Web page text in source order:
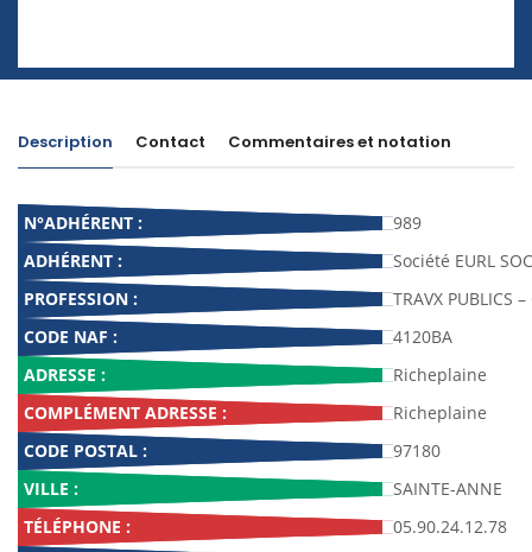
Description Contact Commentaires et notation
N°ADHÉRENT :
989
ADHÉRENT :
Société EURL
PROFESSION :
TRAVX PUBLICS
CODE NAF :
4120BA
ADRESSE :
Richeplaine
COMPLÉMENT ADRESSE :
Richeplaine
CODE POSTAL :
97180
VILLE :
SAINTE-ANNE
TÉLÉPHONE :
05.90.24.12.78